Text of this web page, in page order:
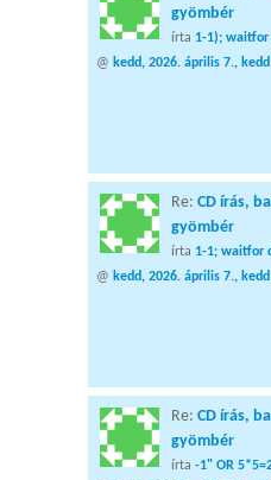
gyömbér
írta 1-1);
@ kedd, 2026. április 7.,
Re: CD írás,
gyömbér
írta 1-1; waitfor
@ kedd, 2026. április 7.,
Re: CD írás,
gyömbér
írta -1" OR